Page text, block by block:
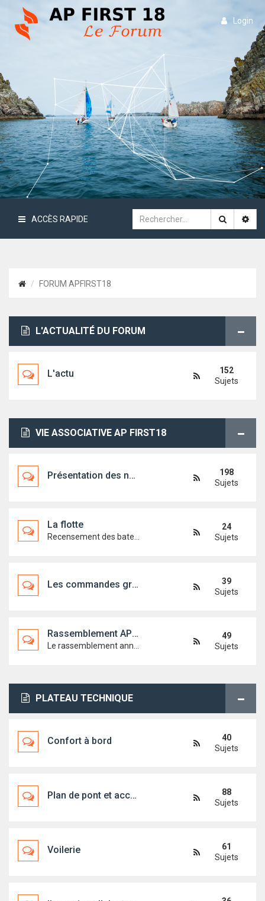
Login
ACCÈS RAPIDE
FORUM APFIRST18
L'ACTUALITÉ DU FORUM
L'actu
152
Sujets
VIE ASSOCIATIVE AP FIRST18
Présentation des nouveaux arrivants
198
Sujets
La flotte
24
Sujets
Les commandes groupées
39
Sujets
Rassemblement APFIRST18
49
Sujets
PLATEAU TECHNIQUE
Confort à bord
40
Sujets
Plan de pont et accastillage
88
Sujets
Voilerie
61
Sujets